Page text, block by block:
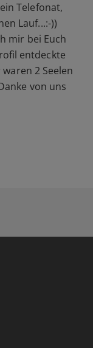
Telefonat,
Lauf...:-))
mir bei Euch
entdeckte
2 Seelen
von uns